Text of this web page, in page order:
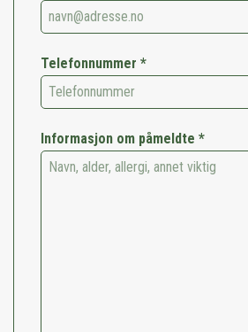
Telefonnummer *
Informasjon om påmeldte *